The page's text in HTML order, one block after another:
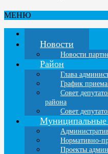
МЕНЮ
Новости
Новости
Район
Глава
График
Совет
района
Совет
Муниципальные
Нормативно-
Проекты